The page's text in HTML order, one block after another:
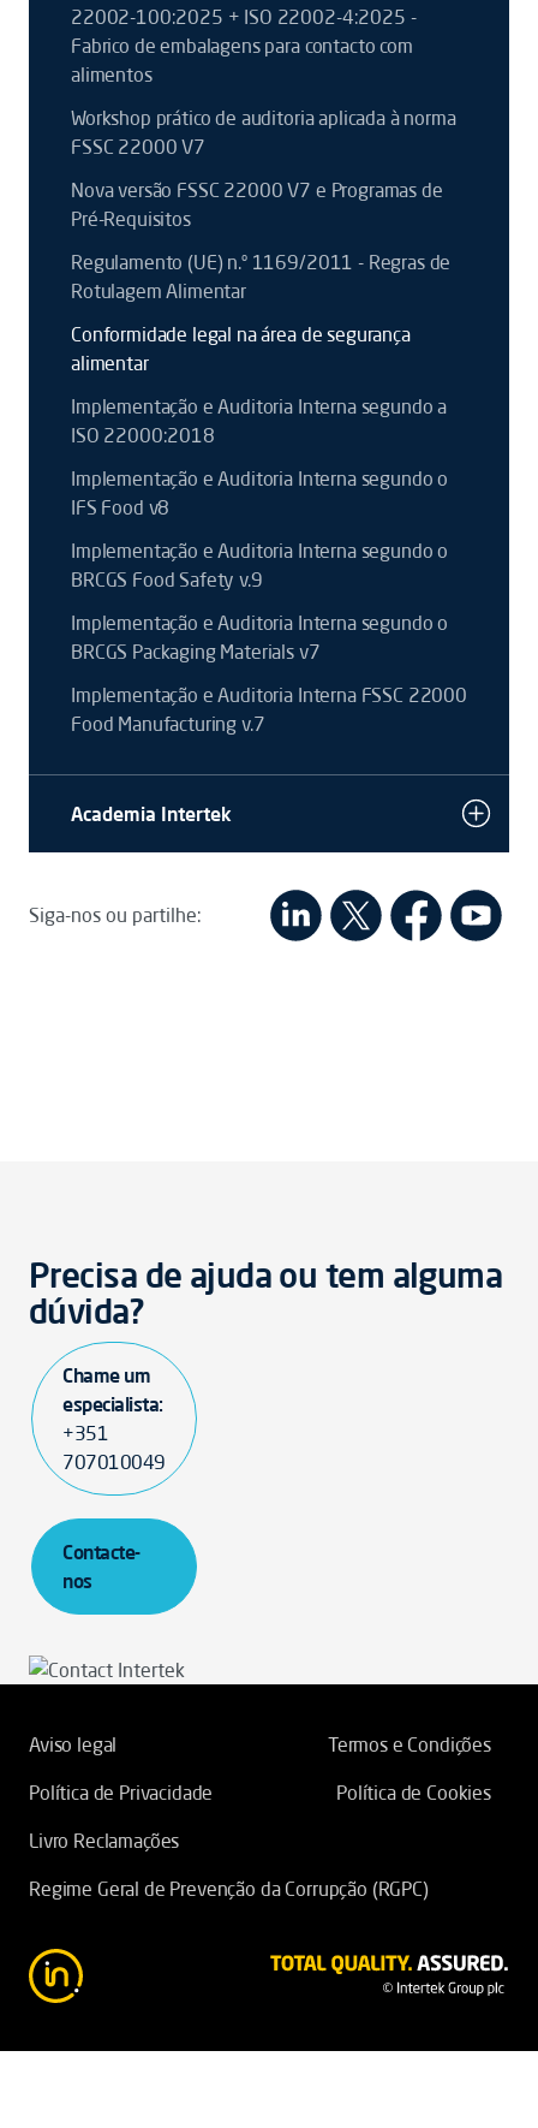
22002-100:2025 + ISO 22002-4:2025 -
Fabrico de embalagens para contacto com
alimentos
Workshop prático de auditoria aplicada à norma
FSSC 22000 V7
Nova versão FSSC 22000 V7 e Programas de
Pré-Requisitos
Regulamento (UE) n.º 1169/2011 - Regras de
Rotulagem Alimentar
Conformidade legal na área de segurança
alimentar
Implementação e Auditoria Interna segundo a
ISO 22000:2018
Implementação e Auditoria Interna segundo o
IFS Food v8
Implementação e Auditoria Interna segundo o
BRCGS Food Safety v.9
Implementação e Auditoria Interna segundo o
BRCGS Packaging Materials v7
Implementação e Auditoria Interna FSSC 22000
Food Manufacturing v.7
Academia Intertek
Siga-nos ou partilhe:
Precisa de ajuda ou tem alguma
dúvida?
Chame um
especialista:
+351
707010049
Contacte-
nos
Aviso legal
Termos e Condições
Política de Privacidade
Política de Cookies
Livro Reclamações
Regime Geral de Prevenção da Corrupção (RGPC)